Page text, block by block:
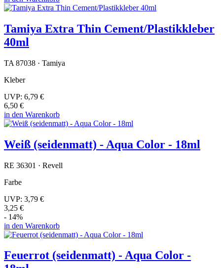
Tamiya Extra Thin Cement/Plastikkleber
40ml
TA 87038 · Tamiya
Kleber
UVP: 6,79 €
6,50 €
in den Warenkorb
Weiß (seidenmatt) - Aqua Color - 18ml
RE 36301 · Revell
Farbe
UVP: 3,79 €
3,25 €
- 14%
in den Warenkorb
Feuerrot (seidenmatt) - Aqua Color -